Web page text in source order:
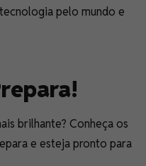
pelo mundo e
brilhante? Conheça os
e esteja pronto para